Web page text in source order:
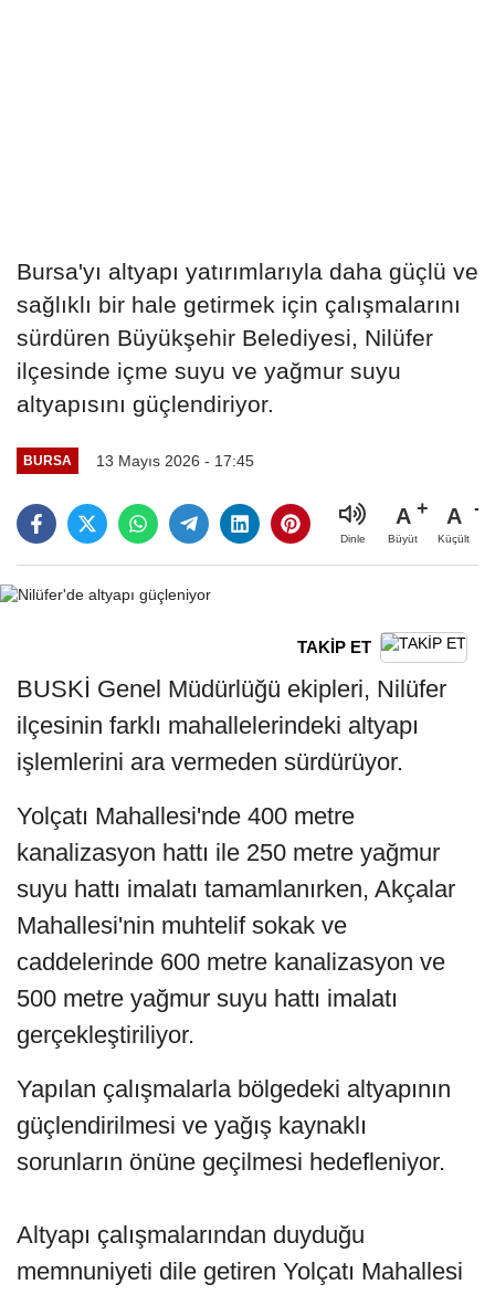
Bursa'yı altyapı yatırımlarıyla daha güçlü ve
sağlıklı bir hale getirmek için çalışmalarını
sürdüren Büyükşehir Belediyesi, Nilüfer
ilçesinde içme suyu ve yağmur suyu
altyapısını güçlendiriyor.
BURSA 13 Mayıs 2026 - 17:45
Dinle
A
Büyüt
A
Küçült
TAKİP ET
BUSKİ Genel Müdürlüğü ekipleri, Nilüfer
ilçesinin farklı mahallelerindeki altyapı
işlemlerini ara vermeden sürdürüyor.
Yolçatı Mahallesi'nde 400 metre
kanalizasyon hattı ile 250 metre yağmur
suyu hattı imalatı tamamlanırken, Akçalar
Mahallesi'nin muhtelif sokak ve
caddelerinde 600 metre kanalizasyon ve
500 metre yağmur suyu hattı imalatı
gerçekleştiriliyor.
Yapılan çalışmalarla bölgedeki altyapının
güçlendirilmesi ve yağış kaynaklı
sorunların önüne geçilmesi hedefleniyor.
Altyapı çalışmalarından duyduğu
memnuniyeti dile getiren Yolçatı Mahallesi